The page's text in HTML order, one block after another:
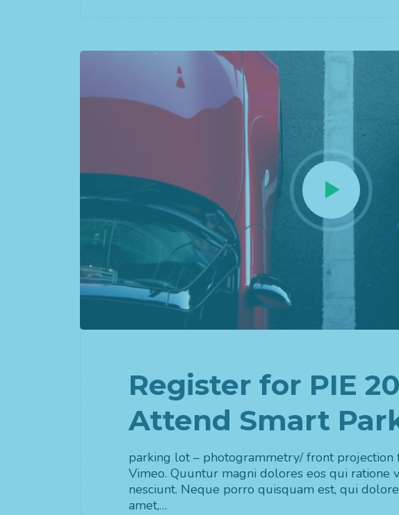
Register for PIE
Attend Smart
parking lot – photogrammetry/ front projection
Vimeo. Quuntur magni dolores eos qui ratione
nesciunt. Neque porro quisquam est, qui
amet,…
Da noi
Parcheggia da